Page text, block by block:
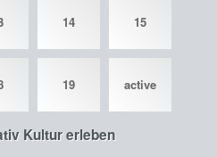
14 15
19 active
Kultur erleben